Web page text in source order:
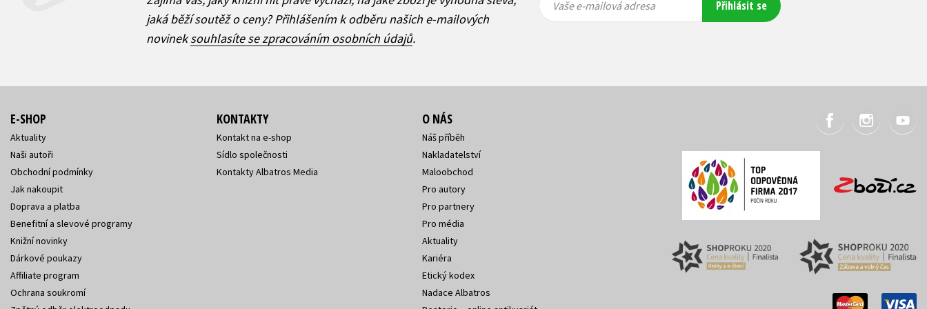
jaká běží soutěž o ceny? Přihlášením k odběru našich e-mailových
novineksouhlasíte se zpracováním osobních údajů.
mailová
mailová
Vaše e-mailová adresa Přihlásit se
E-SHOP
Aktuality
Naši autoři
Obchodní podmínky
Jak nakoupit
Doprava a platba
Benefitní a slevové programy
Knižní novinky
Dárkové poukazy
Affiliate program
Ochrana soukromí
KONTAKTY
Kontakt na e-shop
Sídlo společnosti
Kontakty Albatros Media
O NÁS
Náš příběh
Nakladatelství
Maloobchod
Pro autory
Pro partnery
Pro média
Aktuality
Kariéra
Etický kodex
Nadace Albatros